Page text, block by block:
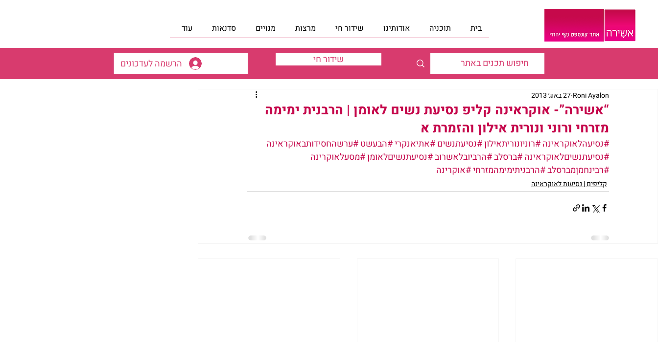
בית תוכניה אודותינו שידור חי מרצות מנויים סדנאות עוד
הרשמה לעדכונים שידור חי
“אשירה”- אוקראינה קליפ נסיעת נשים לאומן | הרבנית ימימה
מזרחי ורוני ונורית אילון והזמרת א
Roni Ayalon 27 באוג׳ 2013
#נסיעהלאוקראינה#רוניונוריתאילון#נסיעתנשים#אתיאנקרי#הבעשט#ערשהחסידותבאוקראינה
#נסיעתנשיםלאוקראינה#ברסלב#הרביובלאשרוב#נסיעתנשיםלאומן#מסעלאוקרינה
#רבינחמןמברסלב#הרבניתימימהמזרחי#אוקרינה
קליפים | נסיעות לאוקראינה